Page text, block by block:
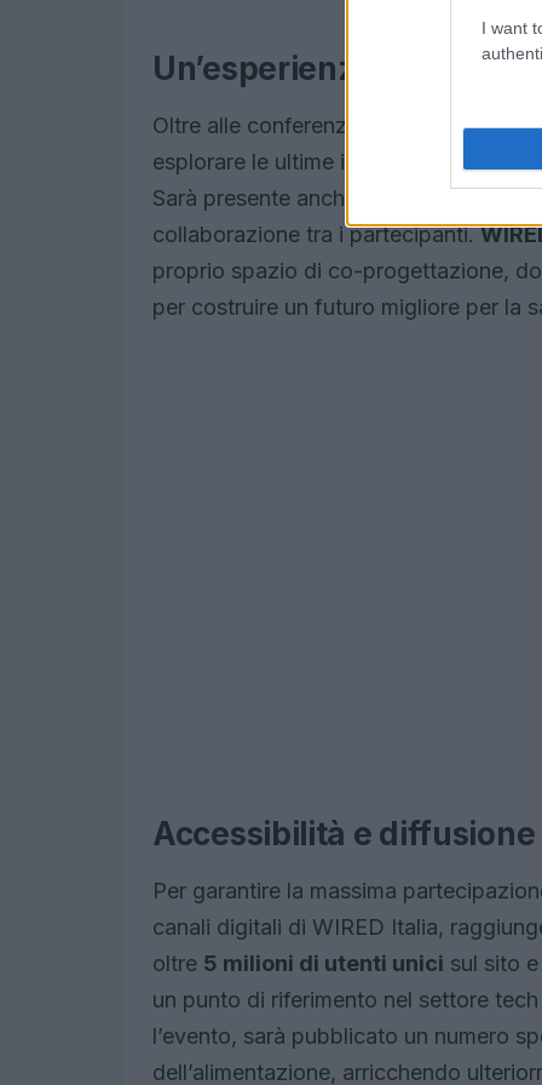
I want
Un’esperienza
Oltre alle conferenze, l’evento offrirà
esplorare le ultime innovazioni e
Sarà presente anche un’area co-
collaborazione tra i partecipanti.
proprio spazio di co-progettazione,
per costruire un futuro migliore per la
Accessibilità e
Per garantire la massima
canali digitali di WIRED Italia,
oltre 5 milioni di utenti unici sul sito e
un punto di riferimento nel settore
l’evento, sarà pubblicato un numero
dell’alimentazione, arricchendo